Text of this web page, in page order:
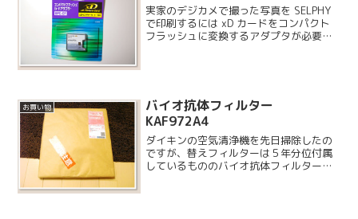
実家のデジカメで撮った写真を SELPHY
で印刷するには xD カードをコンパクト
フラッシュに変換するアダプタが必要で
お買い物
バイオ抗体フィルター
KAF972A4
ダイキンの空気清浄機を先日掃除したの
ですが、替えフィルターは５年分位付属
しているもののバイオ抗体フィルターは